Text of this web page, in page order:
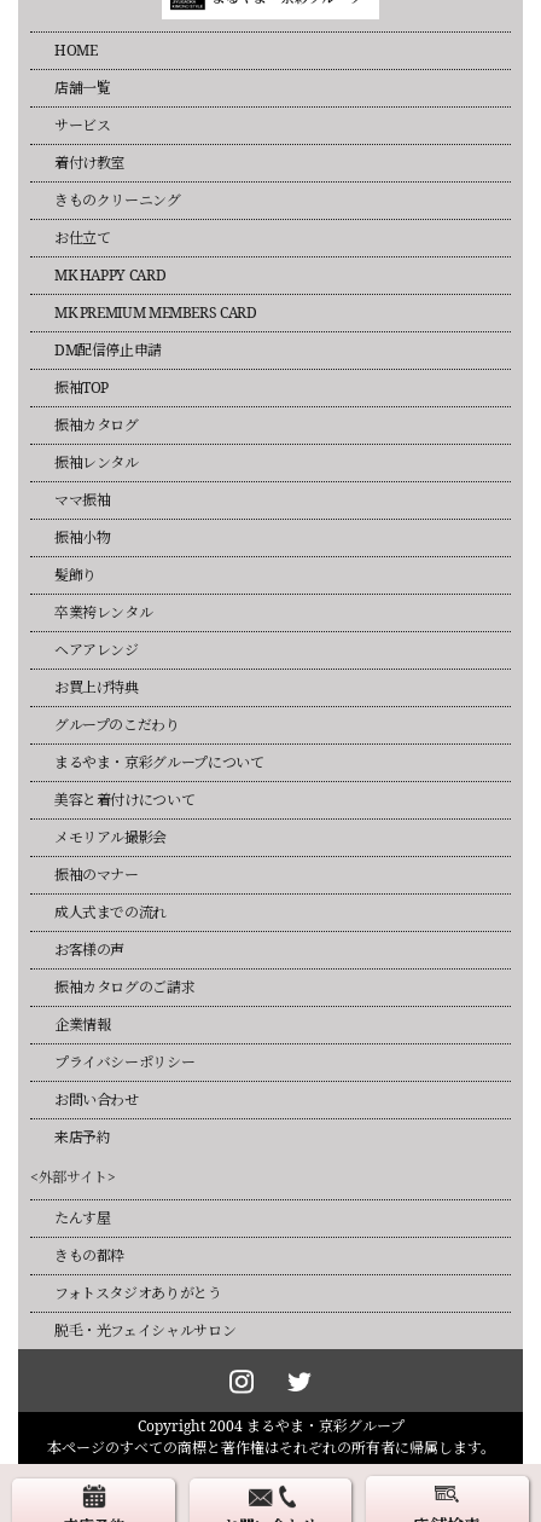
HOME
店舗一覧
サービス
着付け教室
きものクリーニング
お仕立て
MK HAPPY CARD
MK PREMIUM MEMBERS CARD
DM配信停止申請
振袖TOP
振袖カタログ
振袖レンタル
ママ振袖
振袖小物
髪飾り
卒業袴レンタル
ヘアアレンジ
お買上げ特典
グループのこだわり
まるやま・京彩グループについて
美容と着付けについて
メモリアル撮影会
振袖のマナー
成人式までの流れ
お客様の声
振袖カタログのご請求
企業情報
プライバシーポリシー
お問い合わせ
来店予約
<外部サイト>
たんす屋
きもの都粋
フォトスタジオありがとう
脱毛・光フェイシャルサロン
Copyright 2004 まるやま・京彩グループ
本ページのすべての商標と著作権はそれぞれの所有者に帰属します。